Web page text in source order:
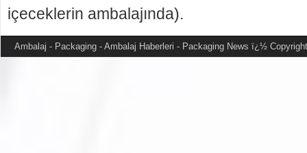
içeceklerin ambalajında).
Ambalaj - Packaging - Ambalaj Haberleri - Packaging News ï¿½